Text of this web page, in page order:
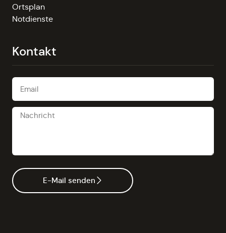
Ortsplan
Notdienste
Kontakt
E-Mail senden